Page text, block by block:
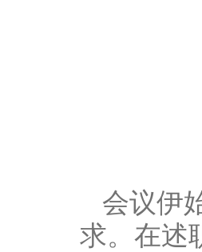
会议伊
求。在述